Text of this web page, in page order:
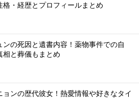
格・経歴とプロフィールまとめ
ンの死因と遺書内容！薬物事件での自
相と葬儀もまとめ
ョンの歴代彼女！熱愛情報や好きなタイ